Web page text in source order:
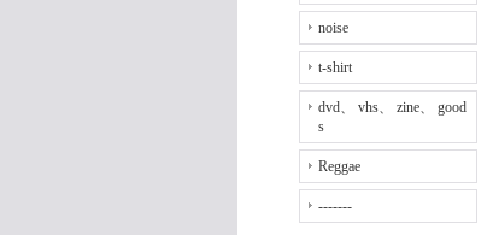
noise
t-shirt
dvd、 vhs、 zine、 good
s
Reggae
-------